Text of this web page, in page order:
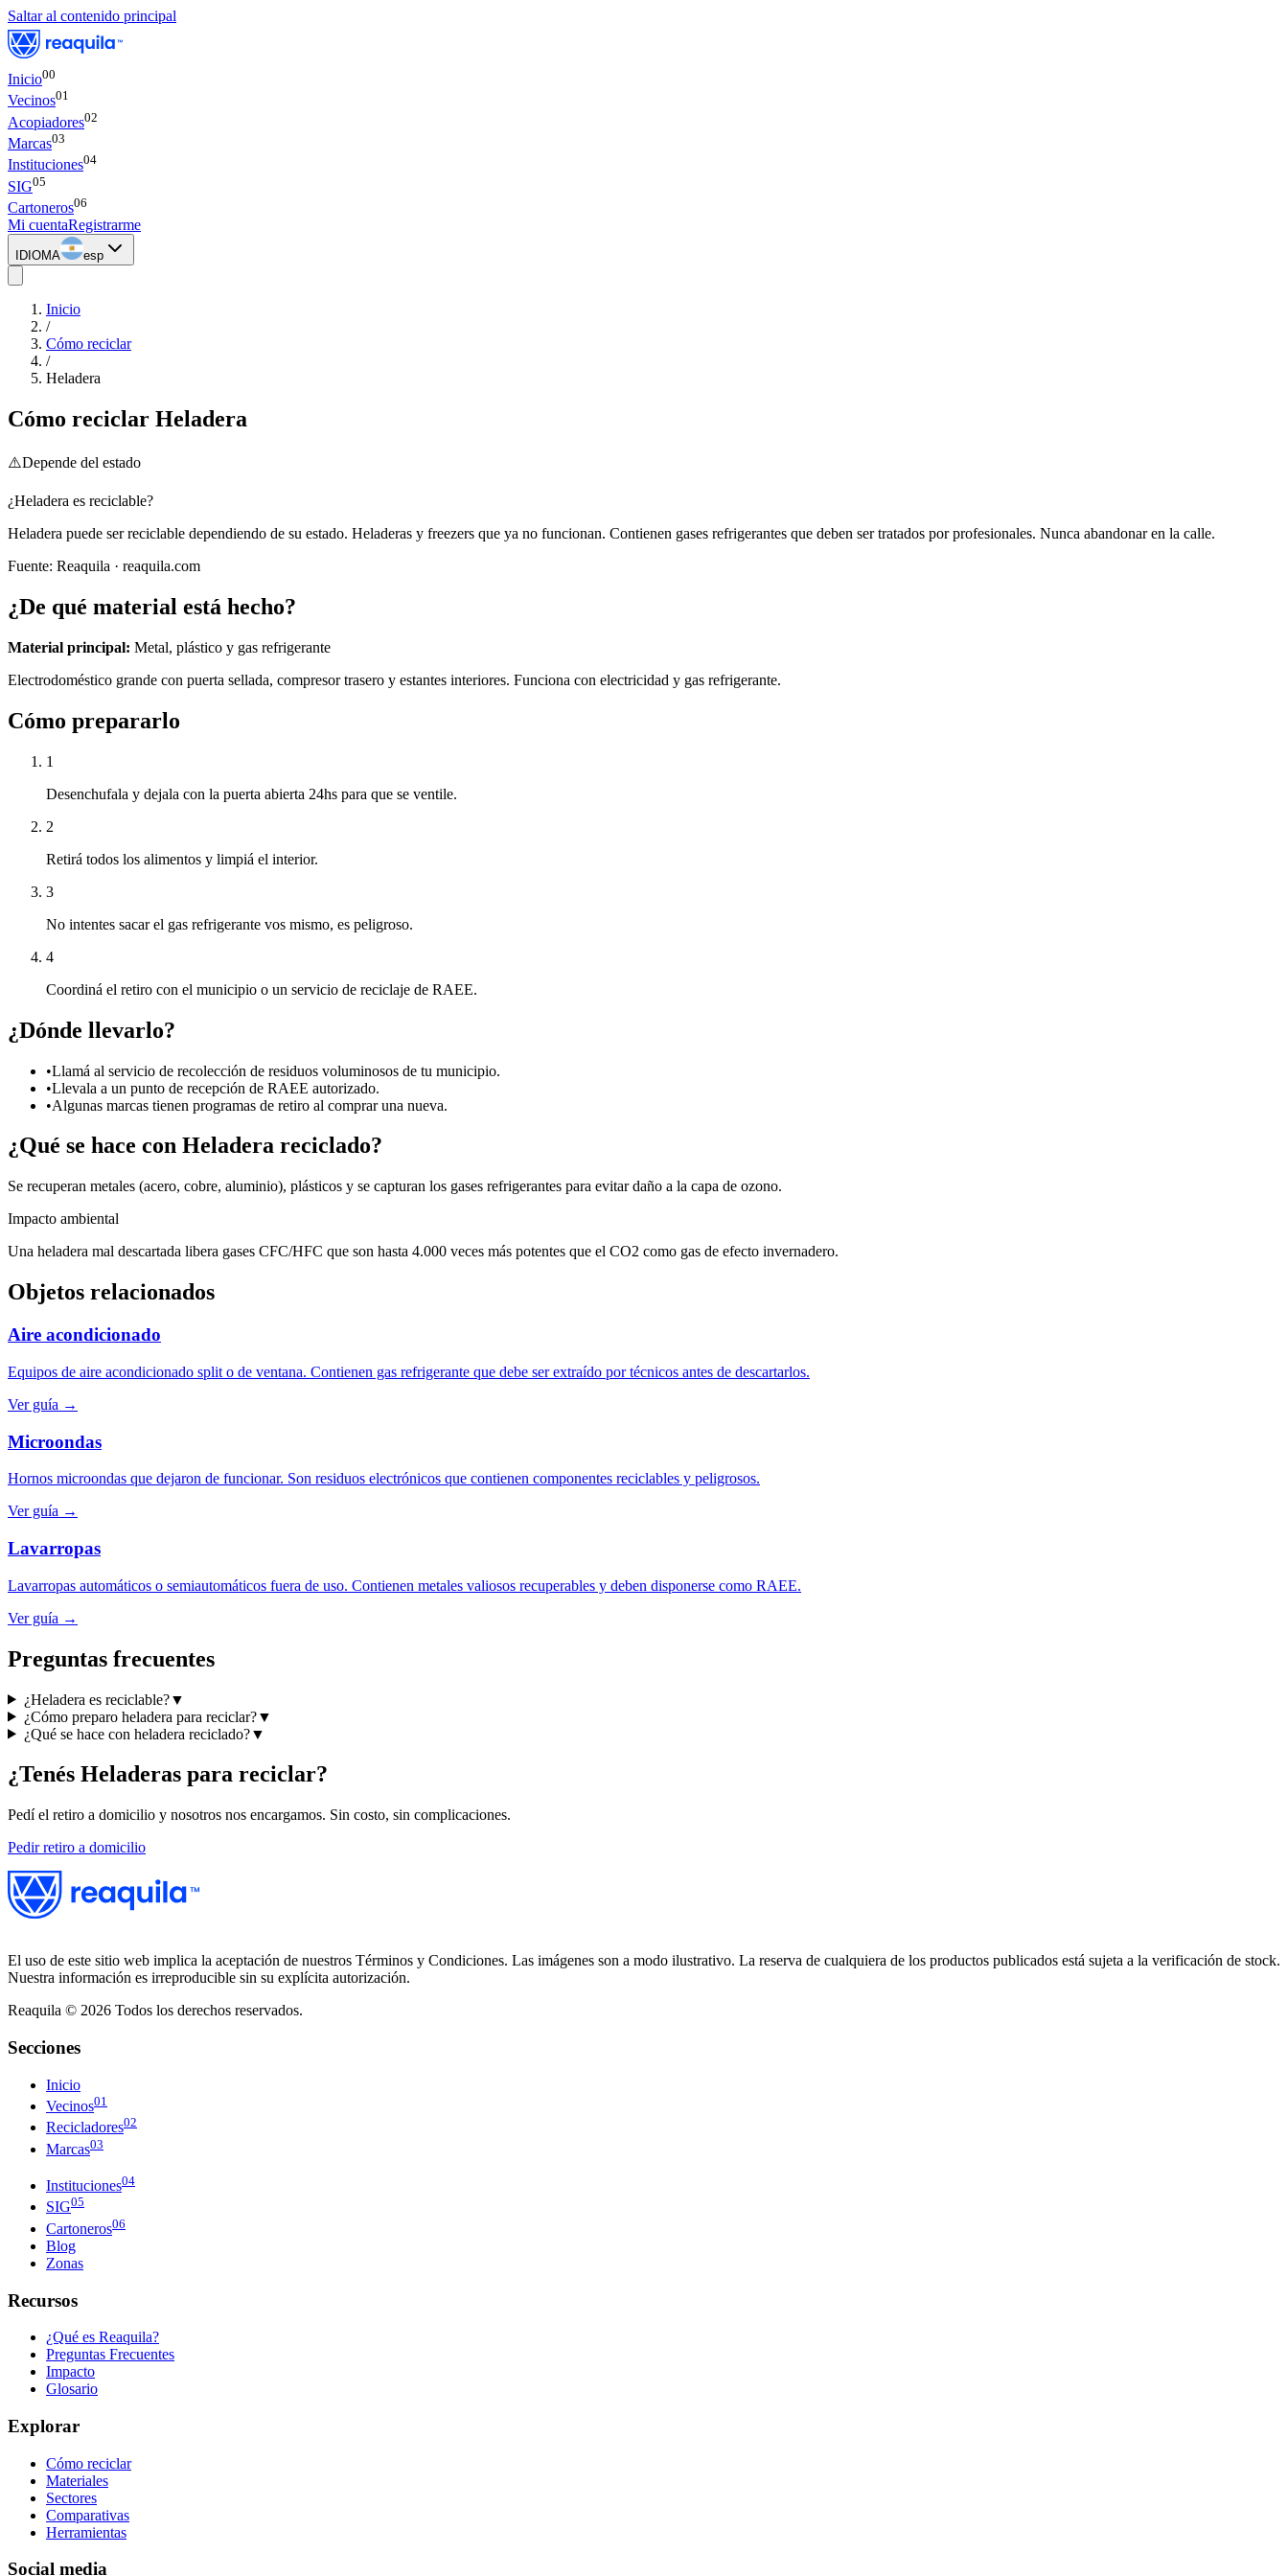
Saltar al contenido principal
Inicio00
Vecinos01
Acopiadores02
Marcas03
Instituciones04
SIG05
Cartoneros06
Mi cuentaRegistrarme
IDIOMA esp
Inicio
/
Cómo reciclar
/
Heladera
Cómo reciclar Heladera
⚠️Depende del estado
¿Heladera es reciclable?
Heladera puede ser reciclable dependiendo de su estado. Heladeras y freezers que ya no funcionan. Contienen gases refrigerantes que deben ser tratados por profesionales. Nunca abandonar en la calle.
Fuente: Reaquila · reaquila.com
¿De qué material está hecho?
Material principal: Metal, plástico y gas refrigerante
Electrodoméstico grande con puerta sellada, compresor trasero y estantes interiores. Funciona con electricidad y gas refrigerante.
Cómo prepararlo
1
Desenchufala y dejala con la puerta abierta 24hs para que se ventile.
2
Retirá todos los alimentos y limpiá el interior.
3
No intentes sacar el gas refrigerante vos mismo, es peligroso.
4
Coordiná el retiro con el municipio o un servicio de reciclaje de RAEE.
¿Dónde llevarlo?
•Llamá al servicio de recolección de residuos voluminosos de tu municipio.
•Llevala a un punto de recepción de RAEE autorizado.
•Algunas marcas tienen programas de retiro al comprar una nueva.
¿Qué se hace con Heladera reciclado?
Se recuperan metales (acero, cobre, aluminio), plásticos y se capturan los gases refrigerantes para evitar daño a la capa de ozono.
Impacto ambiental
Una heladera mal descartada libera gases CFC/HFC que son hasta 4.000 veces más potentes que el CO2 como gas de efecto invernadero.
Objetos relacionados
Aire acondicionado
Equipos de aire acondicionado split o de ventana. Contienen gas refrigerante que debe ser extraído por técnicos antes de descartarlos.
Ver guía →
Microondas
Hornos microondas que dejaron de funcionar. Son residuos electrónicos que contienen componentes reciclables y peligrosos.
Ver guía →
Lavarropas
Lavarropas automáticos o semiautomáticos fuera de uso. Contienen metales valiosos recuperables y deben disponerse como RAEE.
Ver guía →
Preguntas frecuentes
¿Heladera es reciclable?▼
¿Cómo preparo heladera para reciclar?▼
¿Qué se hace con heladera reciclado?▼
¿Tenés Heladeras para reciclar?
Pedí el retiro a domicilio y nosotros nos encargamos. Sin costo, sin complicaciones.
Pedir retiro a domicilio
El uso de este sitio web implica la aceptación de nuestros Términos y Condiciones. Las imágenes son a modo ilustrativo. La reserva de cualquiera de los productos publicados está sujeta a la verificación de stock.
Nuestra información es irreproducible sin su explícita autorización.
Reaquila © 2026 Todos los derechos reservados.
Secciones
Inicio
Vecinos01
Recicladores02
Marcas03
Instituciones04
SIG05
Cartoneros06
Blog
Zonas
Recursos
¿Qué es Reaquila?
Preguntas Frecuentes
Impacto
Glosario
Explorar
Cómo reciclar
Materiales
Sectores
Comparativas
Herramientas
Social media